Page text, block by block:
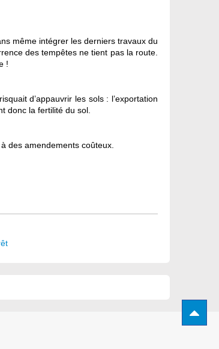
même intégrer les derniers travaux du
des tempêtes ne tient pas la route.
!
d’appauvrir les sols : l’exportation
donc la fertilité du sol.
des amendements coûteux.